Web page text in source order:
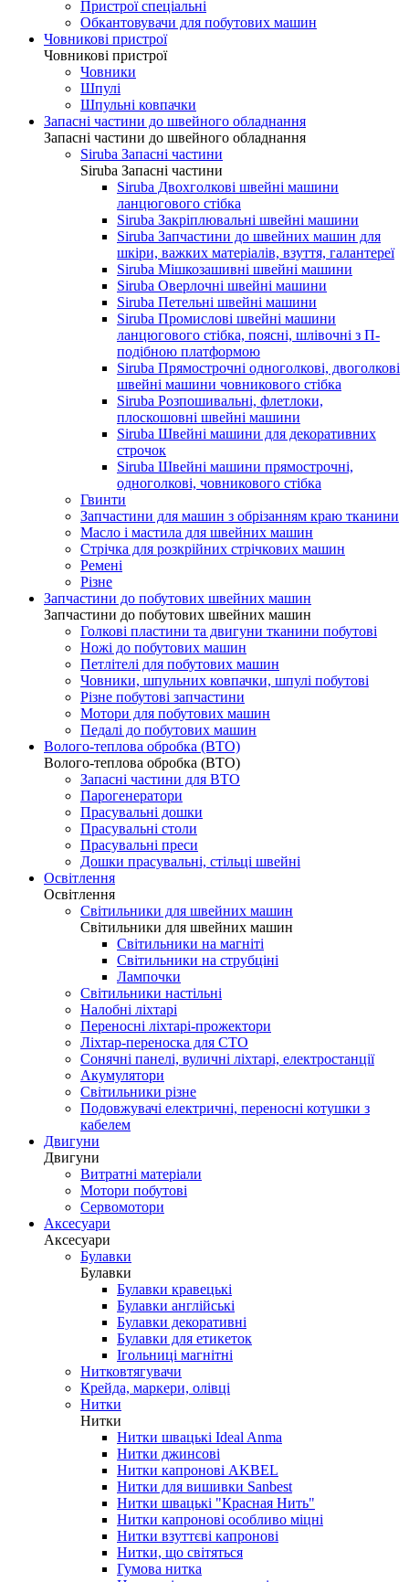
Пристрої спеціальні
Обкантовувачи для побутових машин
Човникові пристрої
Човникові пристрої
Човники
Шпулі
Шпульні ковпачки
Запасні частини до швейного обладнання
Запасні частини до швейного обладнання
Siruba Запасні частини
Siruba Запасні частини
Siruba Двохголкові швейні машини
ланцюгового стібка
Siruba Закріплювальні швейні машини
Siruba Запчастини до швейних машин для
шкіри, важких матеріалів, взуття, галантереї
Siruba Мішкозашивні швейні машини
Siruba Оверлочні швейні машини
Siruba Петельні швейні машини
Siruba Промислові швейні машини
ланцюгового стібка, поясні, шлівочні з П-
подібною платформою
Siruba Прямострочні одноголкові, двоголкові
швейні машини човникового стібка
Siruba Розпошивальні, флетлоки,
плоскошовні швейні машини
Siruba Швейні машини для декоративних
строчок
Siruba Швейні машини прямострочні,
одноголкові, човникового стібка
Гвинти
Запчастини для машин з обрізанням краю тканини
Масло і мастила для швейних машин
Стрічка для розкрійних стрічкових машин
Ремені
Різне
Запчастини до побутових швейних машин
Запчастини до побутових швейних машин
Голкові пластини та двигуни тканини побутові
Ножі до побутових машин
Петлітелі для побутових машин
Човники, шпульних ковпачки, шпулі побутові
Різне побутові запчастини
Мотори для побутових машин
Педалі до побутових машин
Волого-теплова обробка (ВТО)
Волого-теплова обробка (ВТО)
Запасні частини для ВТО
Парогенератори
Прасувальні дошки
Прасувальні столи
Прасувальні преси
Дошки прасувальні, стільці швейні
Освітлення
Освітлення
Світильники для швейних машин
Світильники для швейних машин
Світильники на магніті
Світильники на струбціні
Лампочки
Світильники настільні
Налобні ліхтарі
Переносні ліхтарі-прожектори
Ліхтар-переноска для СТО
Сонячні панелі, вуличні ліхтарі, електростанції
Акумулятори
Світильники різне
Подовжувачі електричні, переносні котушки з
кабелем
Двигуни
Двигуни
Витратні матеріали
Мотори побутові
Сервомотори
Аксесуари
Аксесуари
Булавки
Булавки
Булавки кравецькі
Булавки англійські
Булавки декоративні
Булавки для етикеток
Ігольниці магнітні
Нитковтягувачи
Крейда, маркери, олівці
Нитки
Нитки
Нитки швацькі Ideal Anma
Нитки джинсові
Нитки капронові AKBEL
Нитки для вишивки Sanbest
Нитки швацькі "Красная Нить"
Нитки капронові особливо міцні
Нитки взуттєві капронові
Нитки, що світяться
Гумова нитка